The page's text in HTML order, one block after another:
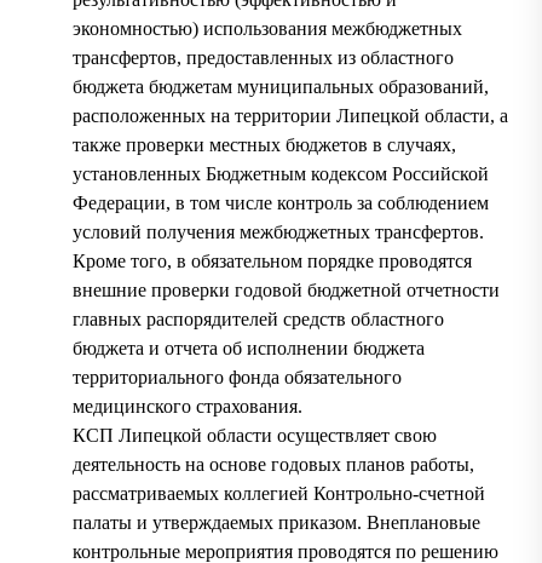
экономностью) использования межбюджетных
трансфертов, предоставленных из областного
бюджета бюджетам муниципальных образований,
расположенных на территории Липецкой области, а
также проверки местных бюджетов в случаях,
установленных Бюджетным кодексом Российской
Федерации, в том числе контроль за соблюдением
условий получения межбюджетных трансфертов.
Кроме того, в обязательном порядке проводятся
внешние проверки годовой бюджетной отчетности
главных распорядителей средств областного
бюджета и отчета об исполнении бюджета
территориального фонда обязательного
медицинского страхования.
КСП Липецкой области осуществляет свою
деятельность на основе годовых планов работы,
рассматриваемых коллегией Контрольно-счетной
палаты и утверждаемых приказом. Внеплановые
контрольные мероприятия проводятся по решению